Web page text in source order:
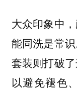
大众印象中
能同洗是常
套装则打破
以避免褪色